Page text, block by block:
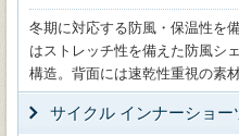
冬期に対応する防風・保温性を
はストレッチ性を備えた防風シ
構造。背面には速乾性重視の素
サイクル インナーショー